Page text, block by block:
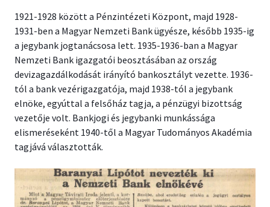
1921-1928 között a Pénzintézeti Központ, majd 1928-
1931-ben a Magyar Nemzeti Bank ügyésze, később 1935-ig
a jegybank jogtanácsosa lett. 1935-1936-ban a Magyar
Nemzeti Bank igazgatói beosztásában az ország
devizagazdálkodását irányító bankosztályt vezette. 1936-
tól a bank vezérigazgatója, majd 1938-tól a jegybank
elnöke, egyúttal a felsőház tagja, a pénzügyi bizottság
vezetője volt. Bankjogi és jegybanki munkássága
elismeréseként 1940-től a Magyar Tudományos Akadémia
tagjává választották.